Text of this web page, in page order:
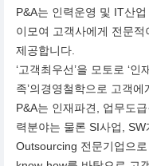
P&A는 인력운영 및 IT산
이모여 고객사에게 전문
제공합니다.
‘고객최우선’을 모토로 ‘인
족’의경영철학으로 고객
P&A는 인재파견, 업무도
력분야는 물론 SI사업,
Outsourcing 전문기업으